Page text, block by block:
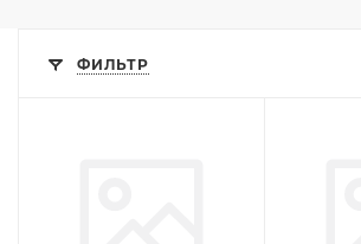
ФИЛЬТР